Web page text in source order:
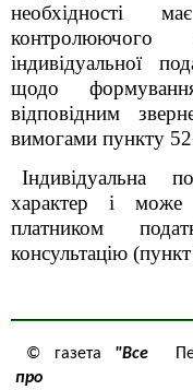
необхідності
індивідуальної
щодо
відповідним
вимогами пункту
Індивідуальна
характер і може
платником
консультацію
© газета "Все
про